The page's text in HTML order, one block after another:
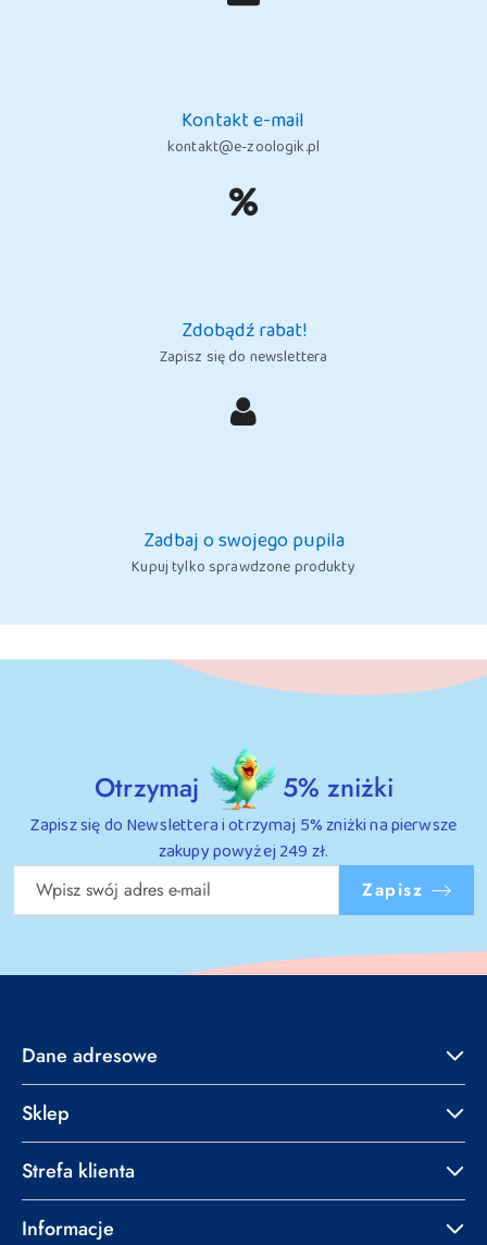
Kontakt e-mail
kontakt@e-zoologik.pl
Zdobądź rabat!
Zapisz się do newslettera
Zadbaj o swojego pupila
Kupuj tylko sprawdzone produkty
Otrzymaj 5% zniżki
Zapisz się do Newslettera i otrzymaj 5% zniżki na pierwsze
zakupy powyżej 249 zł.
Zapisz
Dane adresowe
Sklep
Strefa klienta
Informacje